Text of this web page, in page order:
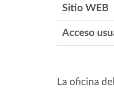
Sitio WEB
Acceso
La oficina del